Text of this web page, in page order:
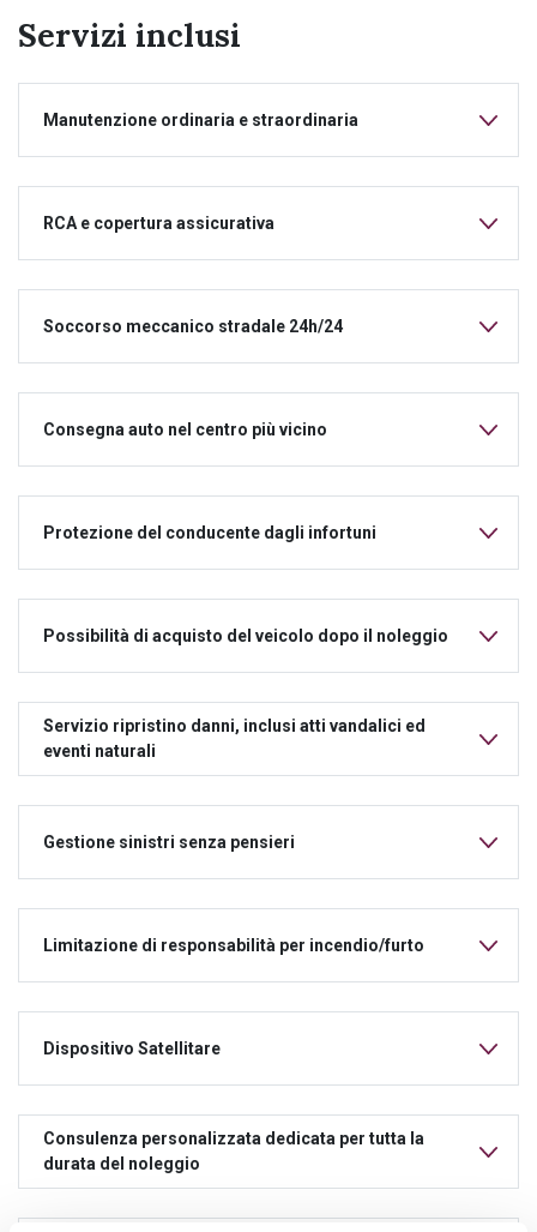
Servizi inclusi
Manutenzione ordinaria e straordinaria
RCA e copertura assicurativa
Soccorso meccanico stradale 24h/24
Consegna auto nel centro più vicino
Protezione del conducente dagli infortuni
Possibilità di acquisto del veicolo dopo il noleggio
Servizio ripristino danni, inclusi atti vandalici ed
eventi naturali
Gestione sinistri senza pensieri
Limitazione di responsabilità per incendio/furto
Dispositivo Satellitare
Consulenza personalizzata dedicata per tutta la
durata del noleggio